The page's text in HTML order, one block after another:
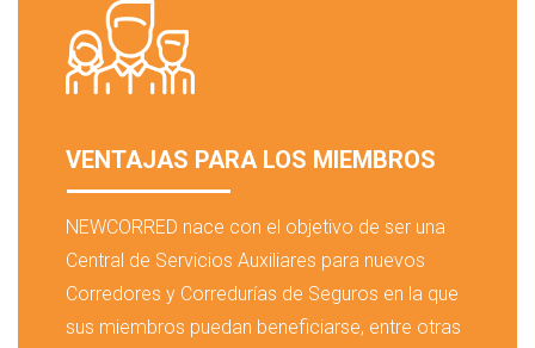
VENTAJAS PARA LOS MIEMBROS
NEWCORRED nace con el objetivo de ser una
Central de Servicios Auxiliares para nuevos
Corredores y Corredurías de Seguros en la que
sus miembros puedan beneficiarse, entre otras